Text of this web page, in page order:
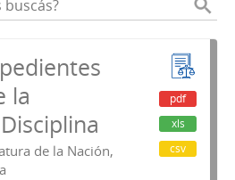
la
de la Nación,
pdf
xls
csv